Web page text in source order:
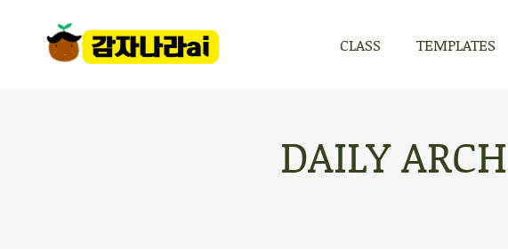
CLASS TEMPLATES
DAILY